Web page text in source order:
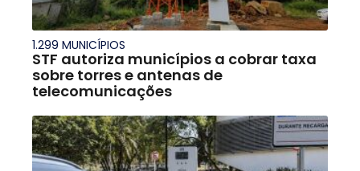
1.299 MUNICÍPIOS
STF autoriza municípios a cobrar taxa
sobre torres e antenas de
telecomunicações